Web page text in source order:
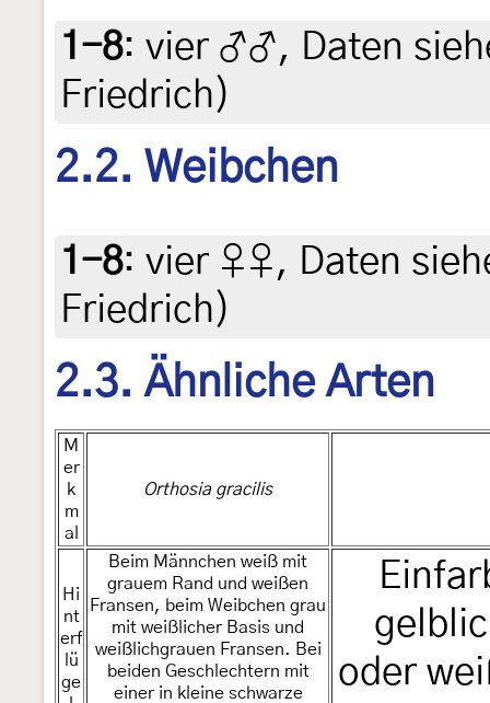
1-8: vier ♂♂, Daten
Friedrich)
2.2. Weibchen
1-8: vier ♀♀, Daten
Friedrich)
2.3. Ähnliche Arten
M
er
k
m
al
Orthosia gracilis
Hi
nt
erf
lü
ge
Beim Männchen weiß mit
grauem Rand und weißen
Fransen, beim Weibchen grau
mit weißlicher Basis und
weißlichgrauen Fransen. Bei
beiden Geschlechtern mit
einer in kleine schwarze
oder